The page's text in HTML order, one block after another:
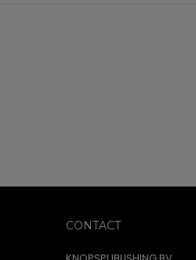
CONTACT